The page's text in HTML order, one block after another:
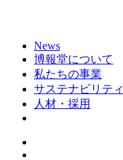
News
博報堂について
私たちの事業
サステナビリティ
人材・採用